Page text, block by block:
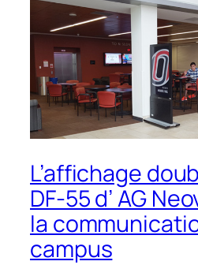
L’affichage
DF-55 d’ AG
la
campus